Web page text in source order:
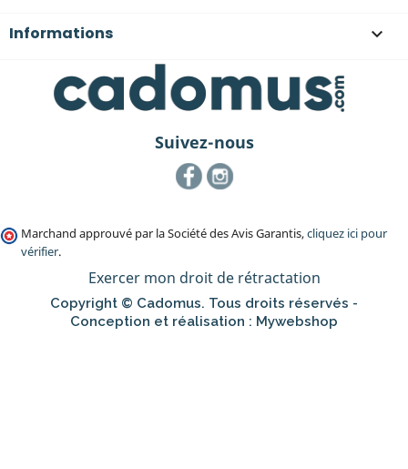
Informations 
Suivez-nous
FacebookInstagram
Marchand approuvé par la Société des Avis Garantis,cliquez ici pour
vérifier.
Exercer mon droit de rétractation
Copyright © Cadomus. Tous droits réservés -
Conception et réalisation : Mywebshop